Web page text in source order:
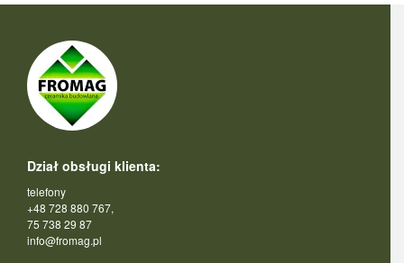
Dział obsługi klienta:
telefony
+48 728 880 767,
75 738 29 87
info@fromag.pl